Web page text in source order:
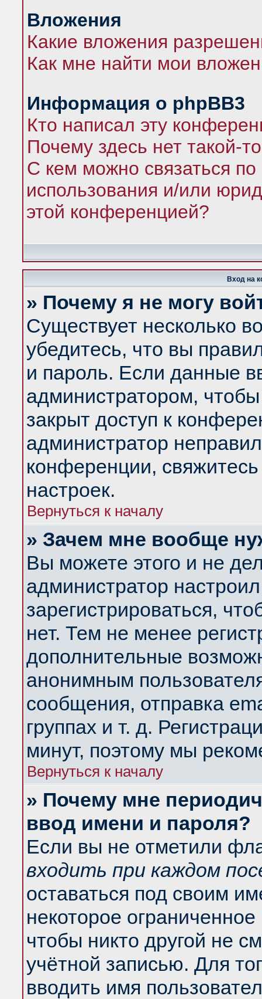
Вложения
Какие вложения
Как мне найти мои
Информация о phpBB3
Кто написал эту
Почему здесь нет такой-
С кем можно связаться по
использования и/или
этой конференцией?
Вход на
» Почему я не могу
Существует несколько
убедитесь, что вы
и пароль. Если данные
администратором,
закрыт доступ к
администратор
конференции,
настроек.
Вернуться к началу
» Зачем мне вообще
Вы можете этого и не
администратор
зарегистрироваться,
нет. Тем не менее
дополнительные
анонимным
сообщения, отправка
группах и т. д.
минут, поэтому мы
Вернуться к началу
» Почему мне
ввод имени и пароля?
Если вы не отметили
входить при каждом
оставаться под своим
некоторое
чтобы никто другой не
учётной записью. Для
вводить имя